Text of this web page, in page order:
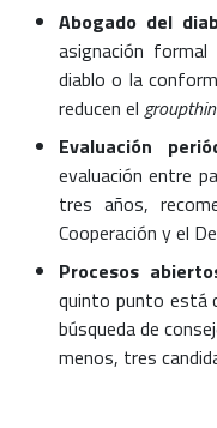
Abogado del
asignación
diablo o la
reducen el
Evaluación
evaluación entre
tres años,
Cooperación y el
Procesos
quinto punto está
búsqueda de
menos, tres